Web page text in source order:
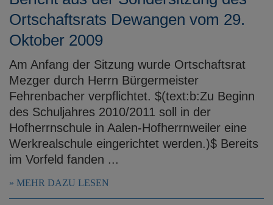
Ortschaftsrats Dewangen vom 29.
Oktober 2009
Am Anfang der Sitzung wurde Ortschaftsrat
Mezger durch Herrn Bürgermeister
Fehrenbacher verpflichtet. $(text:b:Zu Beginn
des Schuljahres 2010/2011 soll in der
Hofherrnschule in Aalen-Hofherrnweiler eine
Werkrealschule eingerichtet werden.)$ Bereits
im Vorfeld fanden ...
MEHR DAZU LESEN